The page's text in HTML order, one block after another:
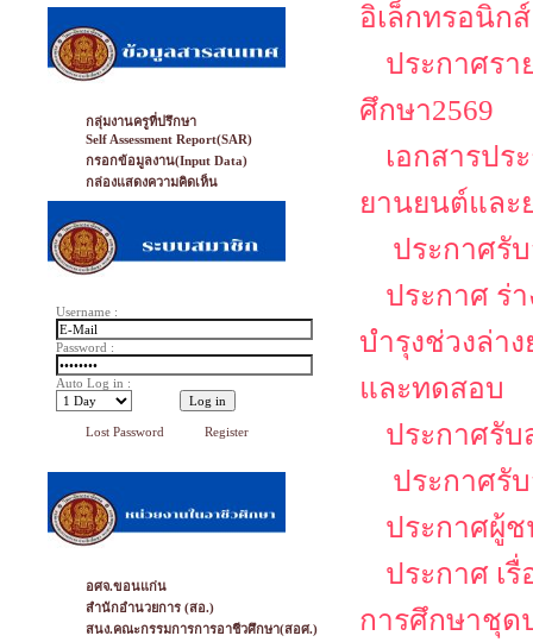
กลุ่มงานครูที่ปรึกษา
Self Assessment Report(SAR)
กรอกข้อมูลงาน(Input Data)
กล่องแสดงความคิดเห็น
Username :
Password :
Auto Log in :
Lost Password Register
อศจ.ขอนแก่น
สำนักอำนวยการ (สอ.)
สนง.คณะกรรมการการอาชีวศึกษา(สอศ.)
อิเล็กทรอนิก
ประกาศร
ศึกษา2569
เอกสารป
ยานยนต์และ
ประกาศรั
ประกาศ ร่
บำรุงช่วงล่า
และทดสอบ
ประกาศรั
ประกาศรั
ประกาศผู้ช
ประกาศ เ
การศึกษาชุด